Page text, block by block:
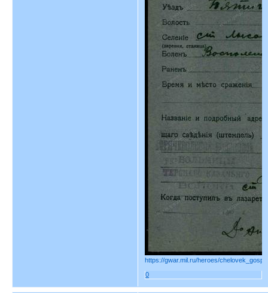
https://gwar.mil.ru/heroes/
0